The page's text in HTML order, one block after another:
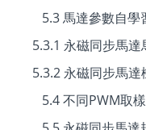
5.3 馬達參數自學
5.3.1 永磁同步馬
5.3.2 永磁同步馬
5.4 不同PWM取